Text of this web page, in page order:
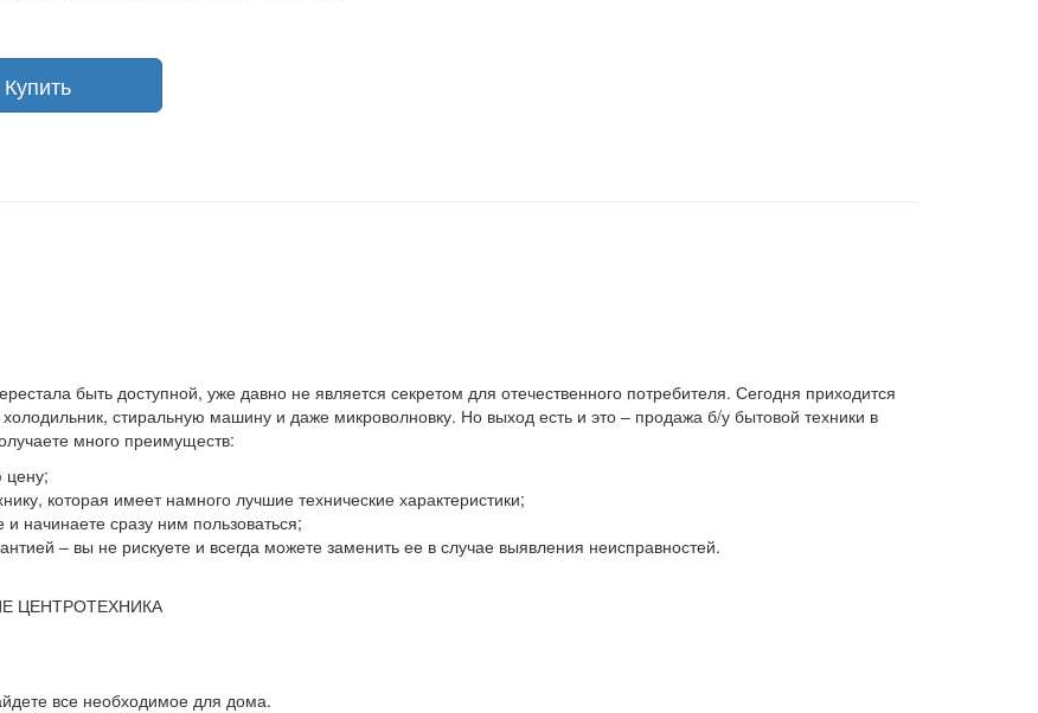
быть доступной, уже давно не является секретом для отечественного потребителя. Сегодня приходится
стиральную машину и даже микроволновку. Но выход есть и это – продажа б/у бытовой техники в
много преимуществ:
цену;
которая имеет намного лучшие технические характеристики;
начинаете сразу ним пользоваться;
– вы не рискуете и всегда можете заменить ее в случае выявления неисправностей.
ЦЕНТРОТЕХНИКА
все необходимое для дома.